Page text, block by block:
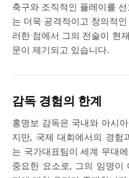
축구와 조직적인 플레이를
는 더욱 공격적이고 창의적
러한 점에서 그의 전술이 현
문이 제기되고 있습니다​​.
감독 경험의 한계
홍명보 감독은 국내와 아시
지만, 국제 대회에서의 경험
는 국가대표팀이 세계 무대
중요한 요소로, 그의 임명이